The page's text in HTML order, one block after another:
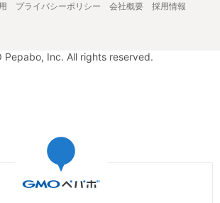
プライバシーポリシー 会社概要
採用情報
Pepabo, Inc. All rights reserved.